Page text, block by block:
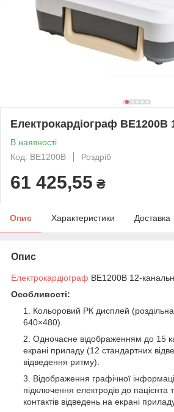
Електрокардіограф ВЕ1200В
В наявності
Код: ВЕ1200В
Роздріб
61 425,55 ₴
Опис Характеристики Доставка
Опис
Електрокардіограф ВЕ1200В 12-
Особливості:
Кольоровий РК дисплей (роздільна
640×480).
Одночасне відображенням до 15
екрані приладу (12 стандартних
відведення ритму).
Відображення графічної
підключення електродів до пацієнта
контактів відведень на екрані